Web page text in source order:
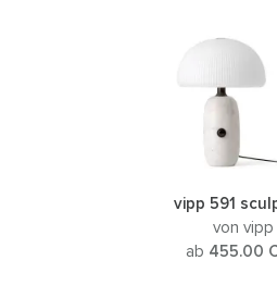
vipp 591
von vipp
ab 455.00